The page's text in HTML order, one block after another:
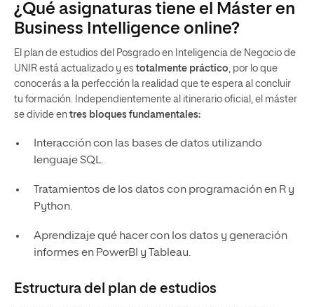
¿Qué asignaturas tiene el Máster en
Business Intelligence online?
El plan de estudios del Posgrado en Inteligencia de Negocio de
UNIR está actualizado y es totalmente práctico, por lo que
conocerás a la perfección la realidad que te espera al concluir
tu formación. Independientemente al itinerario oficial, el máster
se divide en tres bloques fundamentales:
Interacción con las bases de datos utilizando
lenguaje SQL.
Tratamientos de los datos con programación en R y
Python.
Aprendizaje qué hacer con los datos y generación
informes en PowerBI y Tableau.
Estructura del plan de estudios